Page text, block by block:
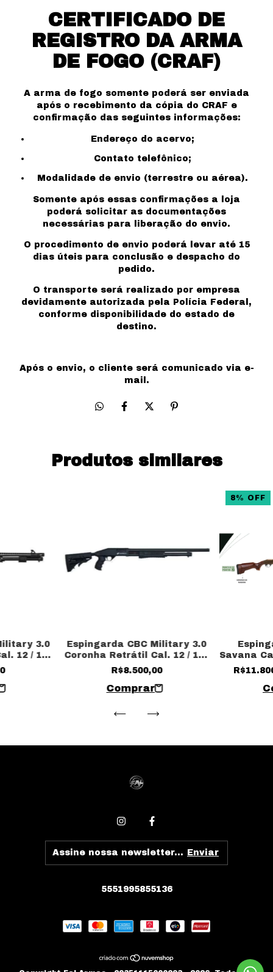
CERTIFICADO DE
REGISTRO DA ARMA
DE FOGO (CRAF)
A arma de fogo somente poderá ser enviada
após o recebimento da cópia do CRAF e
confirmação das seguintes informações:
Endereço do acervo;
Contato telefônico;
Modalidade de envio (terrestre ou aérea).
Somente após essas confirmações a loja
poderá solicitar as documentações
necessárias para liberação do envio.
O procedimento de envio poderá levar até 15
dias úteis para conclusão e despacho do
pedido.
O transporte será realizado por empresa
devidamente autorizada pela Polícia Federal,
conforme disponibilidade do estado de
destino.
Após o envio, o cliente será comunicado via e-
mail.
Produtos similares
3.0
12 / 19”
Espingarda CBC Military 3.0
Coronha Retrátil Cal. 12 / 16”
Sem acessórios
R$8.500,00
8% OFF
Savana
com
5551995855136